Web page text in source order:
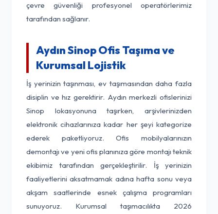
çevre güvenliği profesyonel operatörlerimiz
tarafından sağlanır.
Aydın Sinop Ofis Taşıma ve
Kurumsal Lojistik
İş yerinizin taşınması, ev taşımasından daha fazla
disiplin ve hız gerektirir. Aydın merkezli ofislerinizi
Sinop lokasyonuna taşırken, arşivlerinizden
elektronik cihazlarınıza kadar her şeyi kategorize
ederek paketliyoruz. Ofis mobilyalarınızın
demontajı ve yeni ofis planınıza göre montajı teknik
ekibimiz tarafından gerçekleştirilir. İş yerinizin
faaliyetlerini aksatmamak adına hafta sonu veya
akşam saatlerinde esnek çalışma programları
sunuyoruz. Kurumsal taşımacılıkta 2026